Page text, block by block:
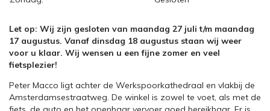
Let op: Wij zijn gesloten van maandag 27 juli t/m maandag
17 augustus. Vanaf dinsdag 18 augustus staan wij weer
voor u klaar. Wij wensen u een fijne zomer en veel
fietsplezier!
Peter Macco ligt achter de Werkspoorkathedraal en vlakbij de
Amsterdamsestraatweg. De winkel is zowel te voet, als met de